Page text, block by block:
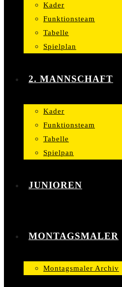
Kader
Funktionsteam
Tabelle
Spielplan
2. MANNSCHAFT
Kader
Funktionsteam
Tabelle
Spielpan
JUNIOREN
MONTAGSMALER
Montagsmaler Archiv